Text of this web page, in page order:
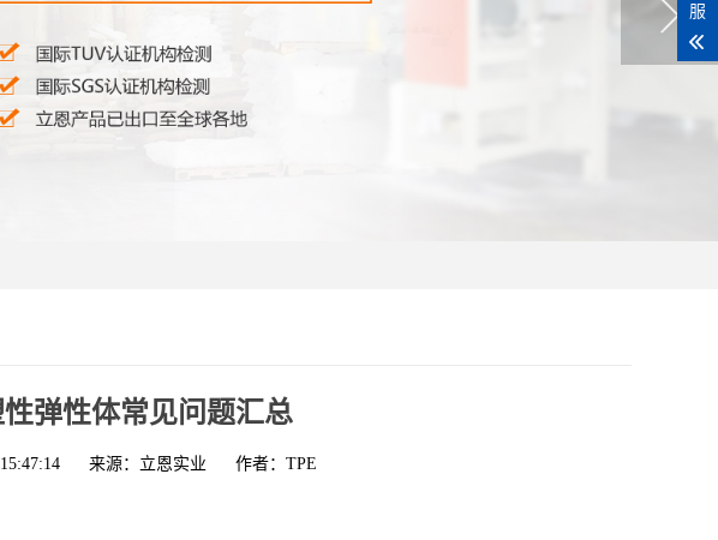
弹性体常见问题汇总
来源：立恩实业 作者：TPE
服